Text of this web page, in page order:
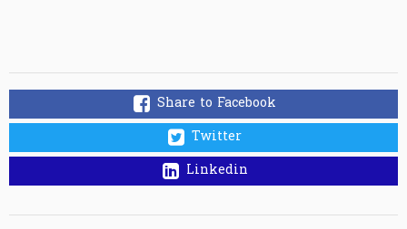
Share to Facebook
Twitter
Linkedin